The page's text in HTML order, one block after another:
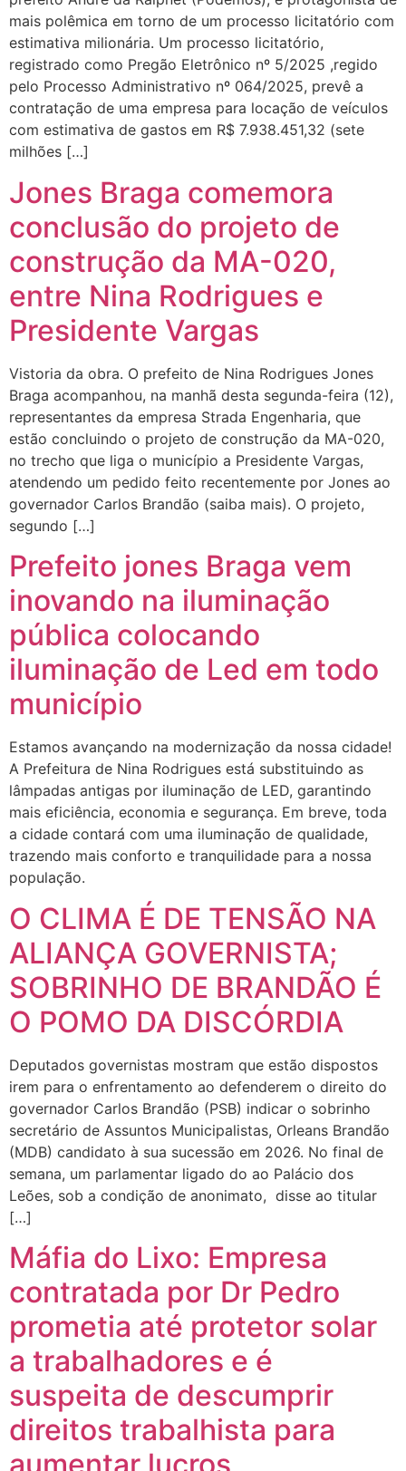
mais polêmica em torno de um processo licitatório com
estimativa milionária. Um processo licitatório,
registrado como Pregão Eletrônico nº 5/2025 ,regido
pelo Processo Administrativo nº 064/2025, prevê a
contratação de uma empresa para locação de veículos
com estimativa de gastos em R$ 7.938.451,32 (sete
milhões […]
Jones Braga comemora
conclusão do projeto de
construção da MA-020,
entre Nina Rodrigues e
Presidente Vargas
Vistoria da obra. O prefeito de Nina Rodrigues Jones
Braga acompanhou, na manhã desta segunda-feira (12),
representantes da empresa Strada Engenharia, que
estão concluindo o projeto de construção da MA-020,
no trecho que liga o município a Presidente Vargas,
atendendo um pedido feito recentemente por Jones ao
governador Carlos Brandão (saiba mais). O projeto,
segundo […]
Prefeito jones Braga vem
inovando na iluminação
pública colocando
iluminação de Led em todo
município
Estamos avançando na modernização da nossa cidade!
A Prefeitura de Nina Rodrigues está substituindo as
lâmpadas antigas por iluminação de LED, garantindo
mais eficiência, economia e segurança. Em breve, toda
a cidade contará com uma iluminação de qualidade,
trazendo mais conforto e tranquilidade para a nossa
população.
O CLIMA É DE TENSÃO NA
ALIANÇA GOVERNISTA;
SOBRINHO DE BRANDÃO É
O POMO DA DISCÓRDIA
Deputados governistas mostram que estão dispostos
irem para o enfrentamento ao defenderem o direito do
governador Carlos Brandão (PSB) indicar o sobrinho
secretário de Assuntos Municipalistas, Orleans Brandão
(MDB) candidato à sua sucessão em 2026. No final de
semana, um parlamentar ligado do ao Palácio dos
Leões, sob a condição de anonimato, disse ao titular
[…]
Máfia do Lixo: Empresa
contratada por Dr Pedro
prometia até protetor solar
a trabalhadores e é
suspeita de descumprir
direitos trabalhista para